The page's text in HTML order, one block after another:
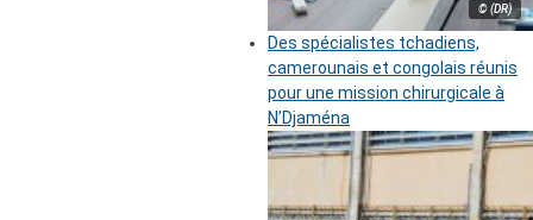
© (DR)
Des spécialistes tchadiens,
camerounais et congolais réunis
pour une mission chirurgicale à
N’Djaména